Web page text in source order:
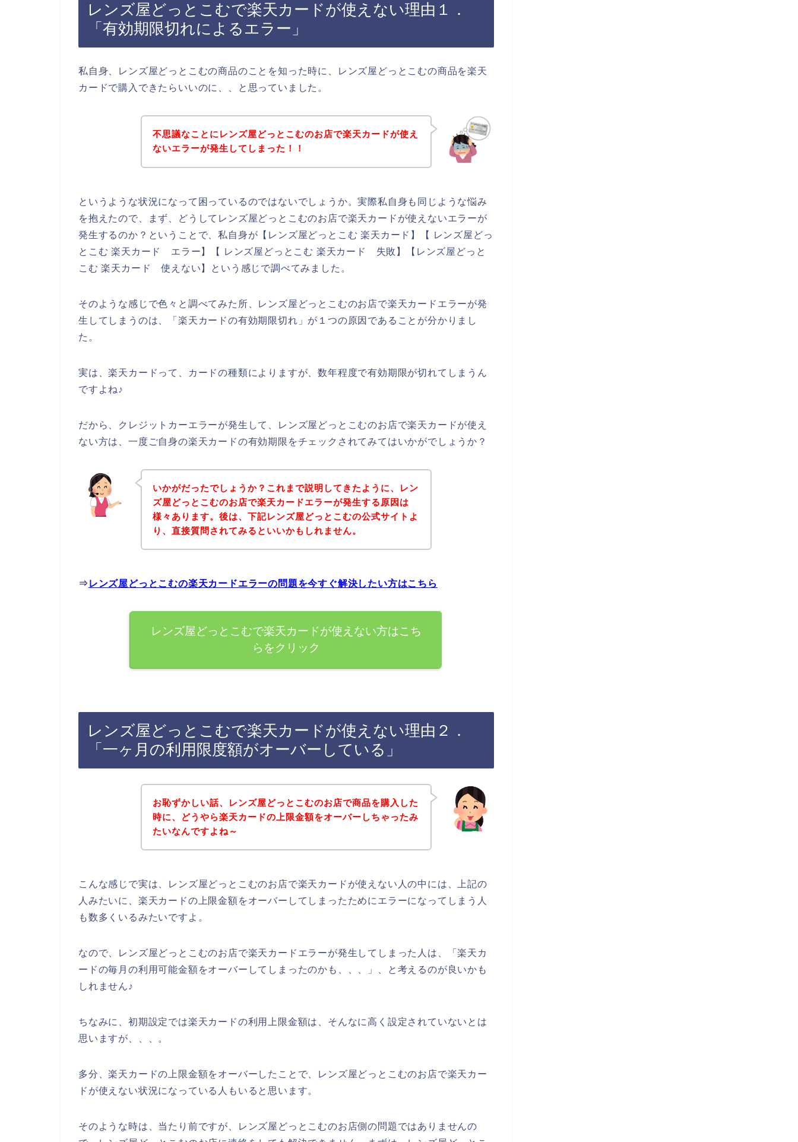
レンズ屋どっとこむで楽天カードが使えない理由１．
「有効期限切れによるエラー」
私自身、レンズ屋どっとこむの商品のことを知った時に、レンズ屋どっとこむの商品を楽天
カードで購入できたらいいのに、、と思っていました。
不思議なことにレンズ屋どっとこむのお店で楽天カードが使え
ないエラーが発生してしまった！！
というような状況になって困っているのではないでしょうか。実際私自身も同じような悩み
を抱えたので、まず、どうしてレンズ屋どっとこむのお店で楽天カードが使えないエラーが
発生するのか？ということで、私自身が【レンズ屋どっとこむ 楽天カード】【 レンズ屋どっ
とこむ 楽天カード エラー】【 レンズ屋どっとこむ 楽天カード 失敗】【レンズ屋どっと
こむ 楽天カード 使えない】という感じで調べてみました。
そのような感じで色々と調べてみた所、レンズ屋どっとこむのお店で楽天カードエラーが発
生してしまうのは、「楽天カードの有効期限切れ」が１つの原因であることが分かりまし
た。
実は、楽天カードって、カードの種類によりますが、数年程度で有効期限が切れてしまうん
ですよね♪
だから、クレジットカーエラーが発生して、レンズ屋どっとこむのお店で楽天カードが使え
ない方は、一度ご自身の楽天カードの有効期限をチェックされてみてはいかがでしょうか？
いかがだったでしょうか？これまで説明してきたように、レン
ズ屋どっとこむのお店で楽天カードエラーが発生する原因は
様々あります。後は、下記レンズ屋どっとこむの公式サイトよ
り、直接質問されてみるといいかもしれません。
⇒ レンズ屋どっとこむの楽天カードエラーの問題を今すぐ解決したい方はこちら
レンズ屋どっとこむで楽天カードが使えない方はこち
らをクリック
レンズ屋どっとこむで楽天カードが使えない理由２．
「一ヶ月の利用限度額がオーバーしている」
お恥ずかしい話、レンズ屋どっとこむのお店で商品を購入した
時に、どうやら楽天カードの上限金額をオーバーしちゃったみ
たいなんですよね～
こんな感じで実は、レンズ屋どっとこむのお店で楽天カードが使えない人の中には、上記の
人みたいに、楽天カードの上限金額をオーバーしてしまったためにエラーになってしまう人
も数多くいるみたいですよ。
なので、レンズ屋どっとこむのお店で楽天カードエラーが発生してしまった人は、「楽天カ
ードの毎月の利用可能金額をオーバーしてしまったのかも、、、」、と考えるのが良いかも
しれません♪
ちなみに、初期設定では楽天カードの利用上限金額は、そんなに高く設定されていないとは
思いますが、、、。
多分、楽天カードの上限金額をオーバーしたことで、レンズ屋どっとこむのお店で楽天カー
ドが使えない状況になっている人もいると思います。
そのような時は、当たり前ですが、レンズ屋どっとこむのお店側の問題ではありませんの